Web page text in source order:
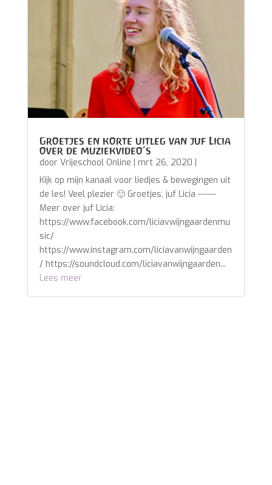
Groetjes en korte uitleg van juf Licia
over de muziekvideo’s
door Vrijeschool Online mrt 26, 2020
Kijk op mijn kanaal voor liedjes & bewegingen uit
de les! Veel plezier 🙂 Groetjes, juf Licia ------
Meer over juf Licia:
https://www.facebook.com/liciavwijngaardenmu
sic/
https://www.instagram.com/liciavanwijngaarden
/ https://soundcloud.com/liciavanwijngaarden...
Lees meer